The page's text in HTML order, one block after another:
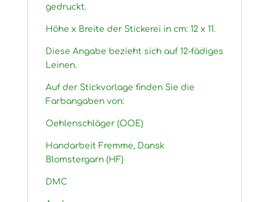
gedruckt.
Höhe x Breite der Stickerei in cm: 12 x 11.
Diese Angabe bezieht sich auf 12-fädiges
Leinen.
Auf der Stickvorlage finden Sie die
Farbangaben von:
Oehlenschläger (OOE)
Handarbeit Fremme, Dansk
Blomstergarn (HF)
DMC